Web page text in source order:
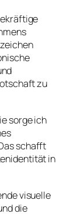
zu
sorge ich
schafft
in
visuelle
die